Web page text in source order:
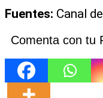
Fuentes: Canal
Comenta con tu